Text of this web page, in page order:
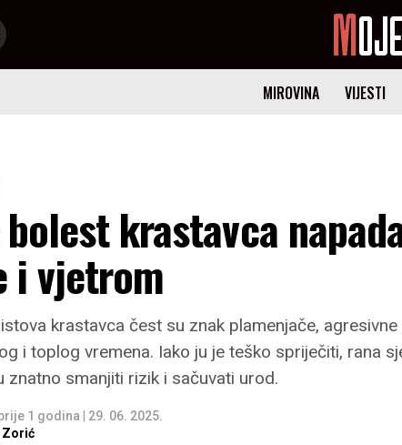
MIROVINA VIJESTI
bolest krastavca
i vjetrom
krastavca čest su znak plamenjače,
i toplog vremena. Iako ju je teško spriječiti, rana
znatno smanjiti rizik i sačuvati urod.
1 godina
29. 06. 2025.
Zorić